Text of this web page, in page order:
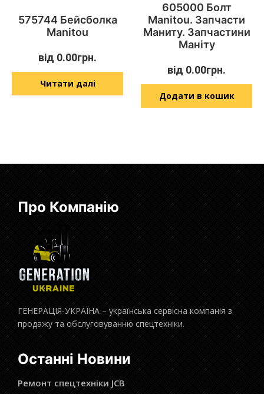
575744 Бейсболка
Manitou
від 0.00грн.
Читати далі
605000 Болт
Manitou. Запчасти
Маниту. Запчастини
Маніту
від 0.00грн.
Додати в кошик
Про Компанію
ГЕНЕРАЦІЯ-УКРАЇНА – українська сервісна компанія з
продажу та обслуговуванню спецтехніки.
Останні Новини
Ремонт спецтехніки JCB